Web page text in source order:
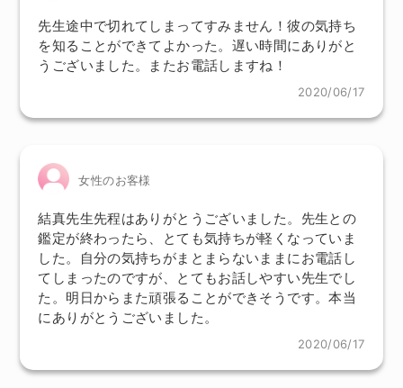
先生途中で切れてしまってすみません！彼の気持ち
を知ることができてよかった。遅い時間にありがと
うございました。またお電話しますね！
2020/06/17
女性のお客様
結真先生先程はありがとうございました。先生との
鑑定が終わったら、とても気持ちが軽くなっていま
した。自分の気持ちがまとまらないままにお電話し
てしまったのですが、とてもお話しやすい先生でし
た。明日からまた頑張ることができそうです。本当
にありがとうございました。
2020/06/17